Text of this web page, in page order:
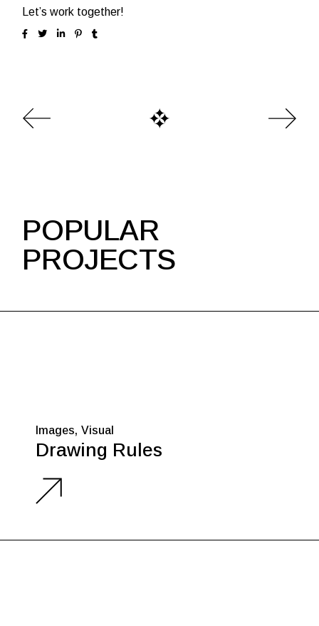
Let’s work together!
POPULAR
PROJECTS
Images Visual
Drawing Rules